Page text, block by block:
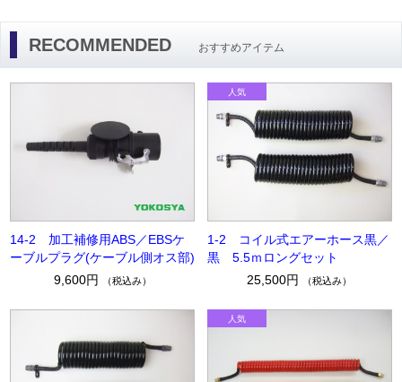
RECOMMENDED おすすめアイテム
14-2 加工補修用ABS／EBSケ
ーブルプラグ(ケーブル側オス部)
9,600円
（税込み）
1-2 コイル式エアーホース黒／
黒 5.5ｍロングセット
25,500円
（税込み）